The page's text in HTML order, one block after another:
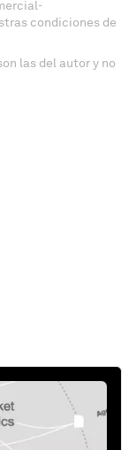
condiciones de
las del autor y no